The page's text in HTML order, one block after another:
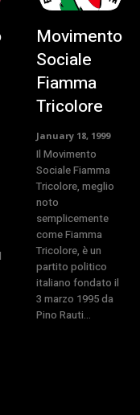
Movimento
Sociale
Fiamma
Tricolore
January 18, 1999
Il Movimento
Sociale Fiamma
Tricolore, meglio
noto
semplicemente
come Fiamma
Tricolore, è un
partito politico
italiano fondato il
3 marzo 1995 da
Pino Rauti...